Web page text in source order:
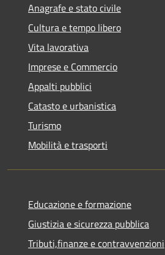
Anagrafe e stato civile
Cultura e tempo libero
Vita lavorativa
Imprese e Commercio
Appalti pubblici
Catasto e urbanistica
Turismo
Mobilità e trasporti
Educazione e formazione
Giustizia e sicurezza pubblica
Tributi,finanze e contravvenzioni